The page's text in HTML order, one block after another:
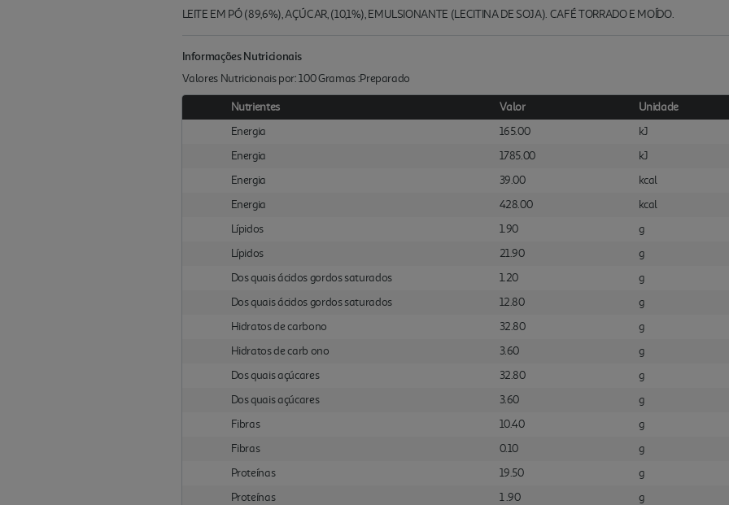
LEITE EM PÓ (89,6%), AÇÚCAR, (10,1%), EMULSIONANTE (LECITINA DE SOJA). CAFÉ TORRADO E MOÍDO.
Informações Nutricionais
Valores Nutricionais por: 100 Gramas :Preparado
Nutrientes Valor
Unidade
Energia
165.00
kJ
Energia
1785.00
kJ
Energia
39.00
kcal
Energia
428.00
kcal
Lípidos
1.90
g
Lípidos
21.90
g
Dos quais ácidos gordos saturados
1.20
g
Dos quais ácidos gordos saturados
12.80
g
Hidratos de carbono
32.80
g
Hidratos de carb ono
3.60
g
Dos quais açúcares
32.80
g
Dos quais açúcares
3.60
g
Fibras
10.40
g
Fibras
0.10
g
Proteínas
19.50
g
Proteínas
1 .90
g